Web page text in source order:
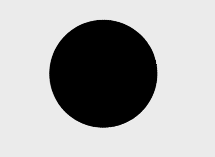
atendimento de emergência
O alto volume de trotes e chamados
improdutivos ainda é um dos principais gargalos
das centrais de emergência no Brasil, com
impacto direto sobre a capacidade de resposta